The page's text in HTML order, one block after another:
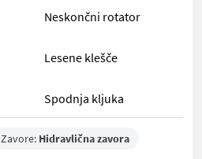
Neskončni rotator
Lesene klešče
Spodnja kljuka
Zavore: Hidravlična zavora